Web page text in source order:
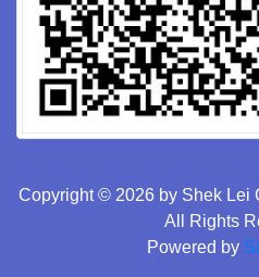
Copyright © 2026 by Shek Lei
All Rights
Powered by